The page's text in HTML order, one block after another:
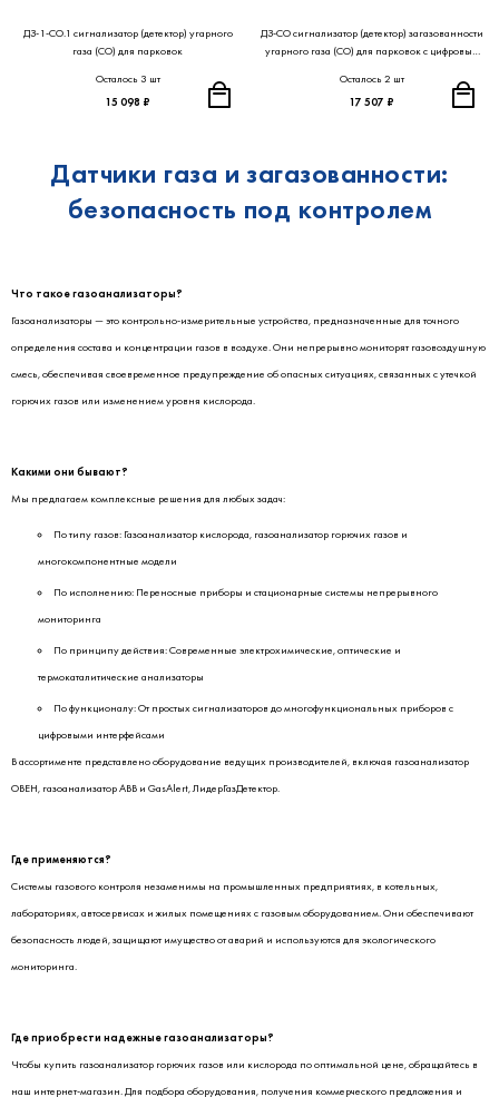
ДЗ-1-СО.1 cигнализатор (детектор) угарного
газа (СО) для парковок
Осталось 3 шт
15 098 ₽
ДЗ-СО сигнализатор (детектор) загазованности
угарного газа (СО) для парковок с цифровым
Осталось 2 шт
17 507 ₽
Датчики газа и загазованности:
безопасность под контролем
Что такое газоанализаторы?
Газоанализаторы — это контрольно-измерительные устройства, предназначенные для точного
определения состава и концентрации газов в воздухе. Они непрерывно мониторят газовоздушную
смесь, обеспечивая своевременное предупреждение об опасных ситуациях, связанных с утечкой
горючих газов или изменением уровня кислорода.
Какими они бывают?
Мы предлагаем комплексные решения для любых задач:
По типу газов: Газоанализатор кислорода, газоанализатор горючих газов и
многокомпонентные модели
По исполнению: Переносные приборы и стационарные системы непрерывного
мониторинга
По принципу действия: Современные электрохимические, оптические и
термокаталитические анализаторы
По функционалу: От простых сигнализаторов до многофункциональных приборов с
цифровыми интерфейсами
В ассортименте представлено оборудование ведущих производителей, включая газоанализатор
ОВЕН, газоанализатор ABB и GasAlert, ЛидерГазДетектор.
Где применяются?
Системы газового контроля незаменимы на промышленных предприятиях, в котельных,
лабораториях, автосервисах и жилых помещениях с газовым оборудованием. Они обеспечивают
безопасность людей, защищают имущество от аварий и используются для экологического
мониторинга.
Где приобрести надежные газоанализаторы?
Чтобы купить газоанализатор горючих газов или кислорода по оптимальной цене, обращайтесь в
наш интернет-магазин. Для подбора оборудования, получения коммерческого предложения и